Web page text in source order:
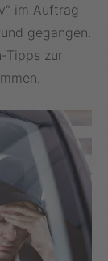
im Auftrag
gegangen.
Tipps zur